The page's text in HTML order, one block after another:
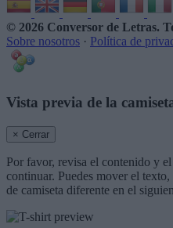
© 2026 Conversor de Letras.
Sobre nosotros · Política de
Vista previa de la
× Cerrar
Por favor, revisa el contenido y
continuar. Puedes mover el
de camiseta diferente en el